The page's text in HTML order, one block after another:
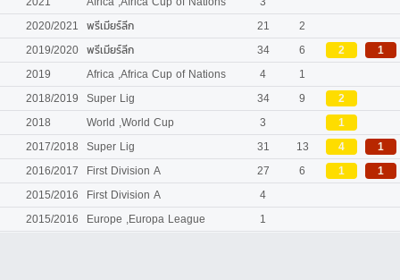
2020/2021 พรีเมียร์ลีก 21
2
2019/2020 พรีเมียร์ลีก 34 6 2
1
2019
Africa ,Africa Cup of Nations 4
1
2018/2019 Super Lig 34 9
2
2018
World ,World Cup 3
1
2017/2018 Super Lig 31 13 4
1
2016/2017
First Division A 27 6 1
1
2015/2016
First Division A
4
2015/2016
Europe ,Europa League 1